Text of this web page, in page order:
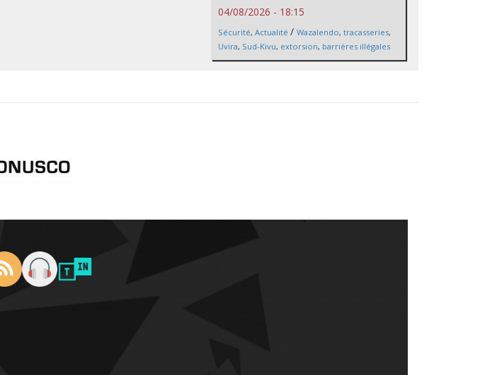
04/08/2026 - 18:15
Sécurité, Actualité / Wazalendo, tracasseries,
Uvira, Sud-Kivu, extorsion, barrières illégales